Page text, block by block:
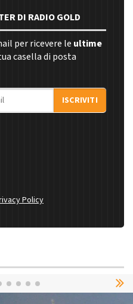
DI RADIO GOLD
per ricevere le ultime
casella di posta
ISCRIVITI
Policy